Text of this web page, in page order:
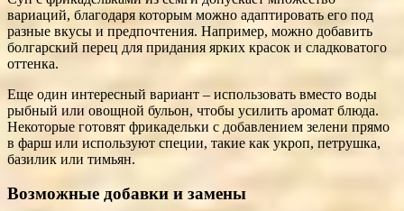
вариаций, благодаря которым можно адаптировать его под
разные вкусы и предпочтения. Например, можно добавить
болгарский перец для придания ярких красок и сладковатого
оттенка.
Еще один интересный вариант – использовать вместо воды
рыбный или овощной бульон, чтобы усилить аромат блюда.
Некоторые готовят фрикадельки с добавлением зелени прямо
в фарш или используют специи, такие как укроп, петрушка,
базилик или тимьян.
Возможные добавки и замены